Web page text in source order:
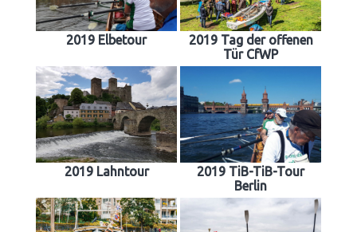
2019 Elbetour
2019 Tag der offenen
Tür CfWP
2019 Lahntour
2019 TiB-TiB-Tour
Berlin